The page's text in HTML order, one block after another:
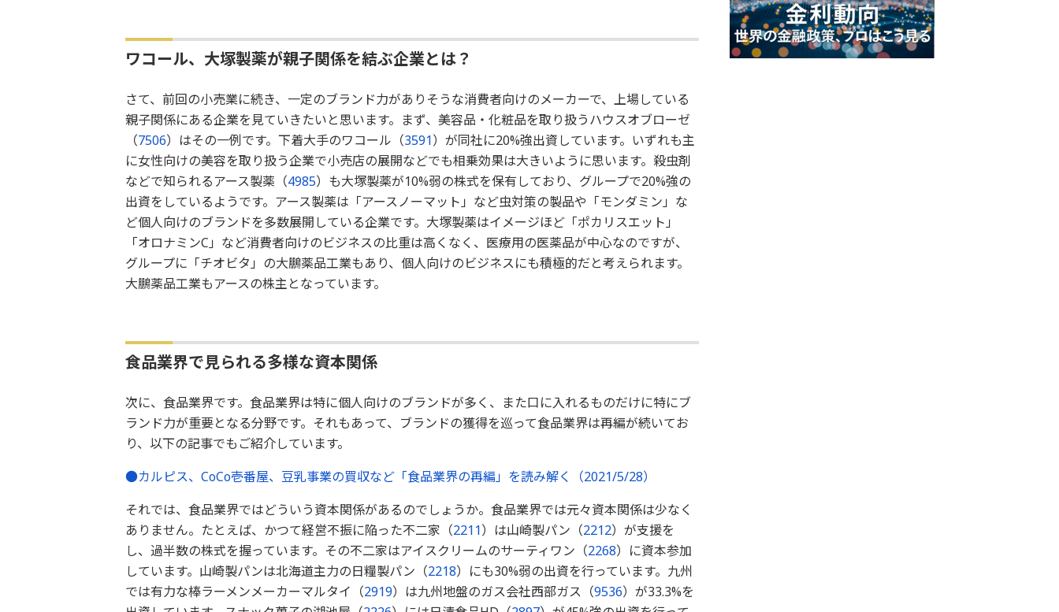
ワコール、大塚製薬が親子関係を結ぶ企業とは？
さて、前回の小売業に続き、一定のブランド力がありそうな消費者向けのメーカーで、上場している
親子関係にある企業を見ていきたいと思います。まず、美容品・化粧品を取り扱うハウスオブローゼ
（7506）はその一例です。下着大手のワコール（3591）が同社に20%強出資しています。いずれも主
に女性向けの美容を取り扱う企業で小売店の展開などでも相乗効果は大きいように思います。殺虫剤
などで知られるアース製薬（4985）も大塚製薬が10%弱の株式を保有しており、グループで20%強の
出資をしているようです。アース製薬は「アースノーマット」など虫対策の製品や「モンダミン」な
ど個人向けのブランドを多数展開している企業です。大塚製薬はイメージほど「ポカリスエット」
「オロナミンC」など消費者向けのビジネスの比重は高くなく、医療用の医薬品が中心なのですが、
グループに「チオビタ」の大鵬薬品工業もあり、個人向けのビジネスにも積極的だと考えられます。
大鵬薬品工業もアースの株主となっています。
食品業界で見られる多様な資本関係
次に、食品業界です。食品業界は特に個人向けのブランドが多く、また口に入れるものだけに特にブ
ランド力が重要となる分野です。それもあって、ブランドの獲得を巡って食品業界は再編が続いてお
り、以下の記事でもご紹介しています。
●カルピス、CoCo壱番屋、豆乳事業の買収など「食品業界の再編」を読み解く（2021/5/28）
それでは、食品業界ではどういう資本関係があるのでしょうか。食品業界では元々資本関係は少なく
ありません。たとえば、かつて経営不振に陥った不二家（2211）は山崎製パン（2212）が支援を
し、過半数の株式を握っています。その不二家はアイスクリームのサーティワン（2268）に資本参加
しています。山崎製パンは北海道主力の日糧製パン（2218）にも30%弱の出資を行っています。九州
では有力な棒ラーメンメーカーマルタイ（2919）は九州地盤のガス会社西部ガス（9536）が33.3%を